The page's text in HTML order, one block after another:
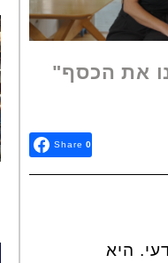
את הכסף"
Share 0
היא